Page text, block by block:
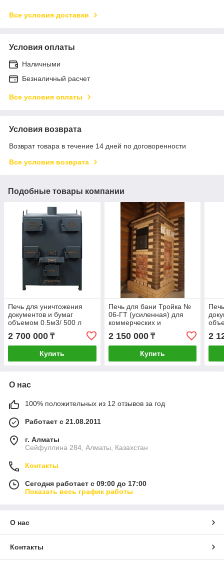
Все условия доставки
Условия оплаты
Наличными
Безналичный расчет
Все условия оплаты
Условия возврата
Возврат товара в течение 14 дней по договоренности
Все условия возврата
Подобные товары компании
Печь для уничтожения
документов и бумаг
объемом 0.5м3/ 500 л
(инсинератор)
2 700 000 ₸
Купить
Печь для бани Тройка №
06-ГТ (усиленная) для
коммерческих и
общественных бань (25-
36м3). Тверь.
2 150 000₸
Купить
2
О нас
100% положительных из 12 отзывов за год
Работает с 21.08.2011
г. Алматы
Сейфуллина 284, Алматы, Казахстан
Контакты
Сегодня работает с 09:00 до 17:00
Показать весь график работы
О нас
Контакты